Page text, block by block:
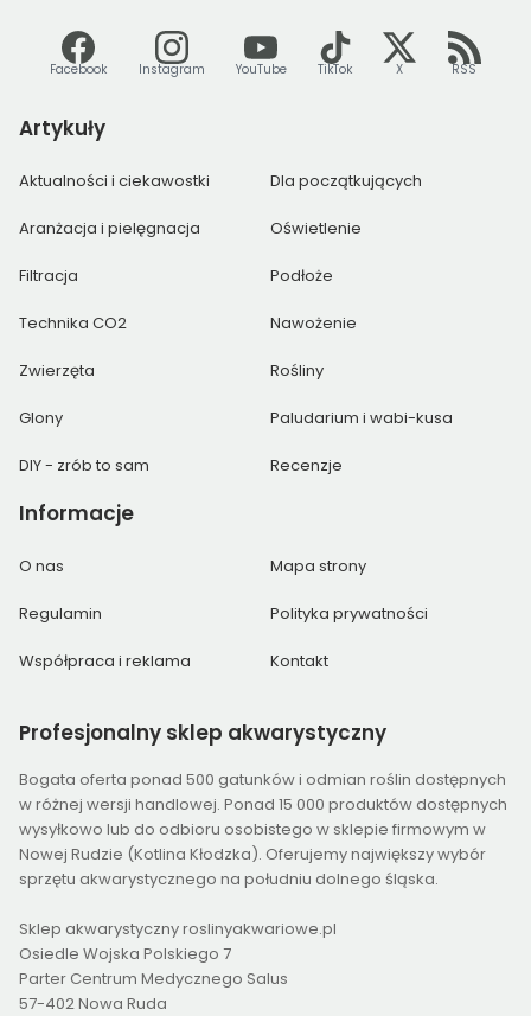
Facebook Instagram YouTube TikTok X RSS
Artykuły
Aktualności i ciekawostki Dla początkujących
Aranżacja i pielęgnacja Oświetlenie
Filtracja Podłoże
Technika CO2 Nawożenie
Zwierzęta Rośliny
Glony Paludarium i wabi-kusa
DIY - zrób to sam Recenzje
Informacje
O nas Mapa strony
Regulamin Polityka prywatności
Współpraca i reklama Kontakt
Profesjonalny sklep akwarystyczny
Bogata oferta ponad 500 gatunków i odmian roślin dostępnych
w różnej wersji handlowej. Ponad 15 000 produktów dostępnych
wysyłkowo lub do odbioru osobistego w sklepie firmowym w
Nowej Rudzie (Kotlina Kłodzka). Oferujemy największy wybór
sprzętu akwarystycznego na południu dolnego śląska.
Sklep akwarystyczny roslinyakwariowe.pl
Osiedle Wojska Polskiego 7
Parter Centrum Medycznego Salus
57-402 Nowa Ruda